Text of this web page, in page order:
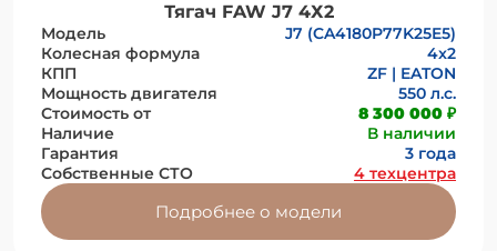
Тягач FAW J7 4Х2
Модель
J7 (CA4180P77K25E5)
Колесная формула
4x2
КПП
ZF | EATON
Мощность двигателя
550 л.с.
Стоимость от
8 300 000 ₽
Наличие
В наличии
Гарантия
3 года
Собственные СТО
4 техцентра
Подробнее о модели